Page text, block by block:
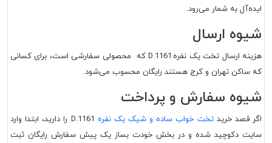
ایده‌آل به شمار می‌رود.
شیوه ارسال
هزینه ارسال تخت یک نفره D.1161 که محصولی سفارشی است، برای کسانی
که ساکن تهران و کرج هستند رایگان محسوب می‌شود.
شیوه سفارش و پرداخت
اگر قصد خریدتخت خواب ساده و شیک یک نفره
D.1161 را دارید، ابتدا وارد
سایت دکوچید شده و در بخش خودت بساز یک پیش سفارش رایگان ثبت